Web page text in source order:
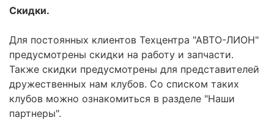
Скидки.
Для постоянных клиентов Техцентра "АВТО-ЛИОН"
предусмотрены скидки на работу и запчасти.
Также скидки предусмотрены для представителей
дружественных нам клубов. Со списком таких
клубов можно ознакомиться в разделе "Наши
партнеры".